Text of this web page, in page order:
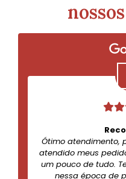
Ótimo atendimento,
atendido meus
um pouco de tudo.
nessa época de